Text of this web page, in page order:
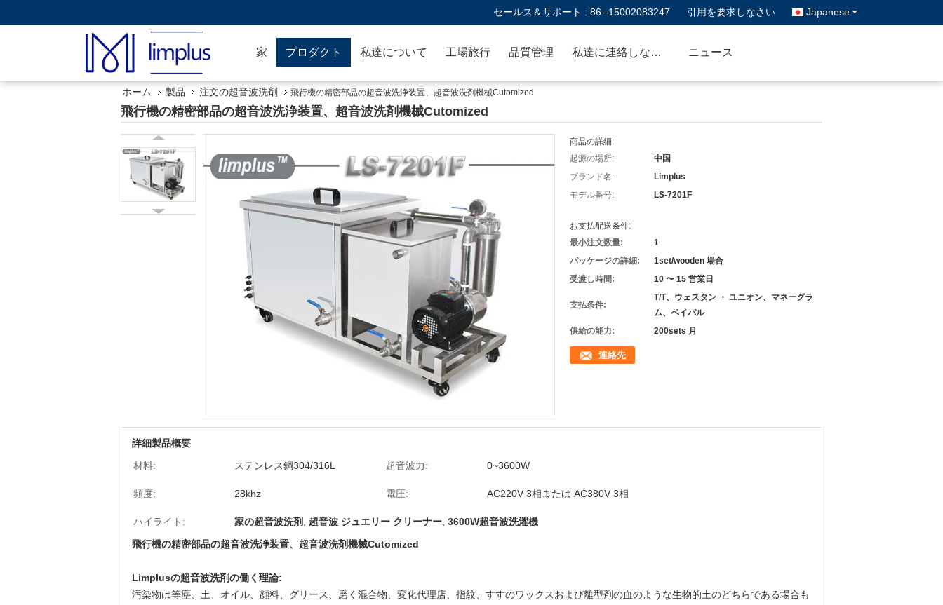
セールス＆サポート : 86--15002083247 引用を要求しなさい Japanese
家 プロダクト 私達について 工場旅行 品質管理 私達に連絡しなさい ニュース
ホーム 製品 注文の超音波洗剤 飛行機の精密部品の超音波洗浄装置、超音波洗剤機械Cutomized
飛行機の精密部品の超音波洗浄装置、超音波洗剤機械Cutomized
商品の詳細:
起源の場所:
中国
ブランド名:
Limplus
モデル番号:
LS-7201F
お支払配送条件:
最小注文数量:
1
パッケージの詳細:
1set/wooden 場合
受渡し時間:
10 〜 15 営業日
支払条件:
T/T、ウェスタン ・ ユニオン、マネーグラ
ム、ペイパル
供給の能力:
200sets 月
連絡先
詳細製品概要
材料:
ステンレス鋼304/316L 超音波力: 0~3600W
頻度: 28khz 電圧: AC220V 3相または AC380V 3相
ハイライト: 家の超音波洗剤 超音波 ジュエリー クリーナー 3600W超音波洗濯機
飛行機の精密部品の超音波洗浄装置、超音波洗剤機械Cutomized
Limplusの超音波洗剤の働く理論:
汚染物は等塵、土、オイル、顔料、グリース、磨く混合物、変化代理店、指紋、すすのワックスおよび離型剤の血のような生物的土のどちらである場合も